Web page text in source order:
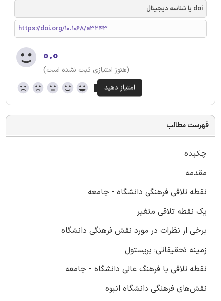
doi یا شناسه دیجیتال
https://doi.org/10.1068/a3243
۰.۰
(هنوز امتیازی ثبت نشده است)
فهرست مطالب
چکیده
مقدمه
نقطه تلاقی فرهنگی دانشگاه - جامعه
یک نقطه تلاقی متغیر
برخی از نظرات در مورد نقش فرهنگی دانشگاه
زمینه تحقیقاتی: بریستول
نقطه تلاقی با فرهنگ عالی دانشگاه - جامعه
نقش‌های فرهنگی دانشگاه انبوه